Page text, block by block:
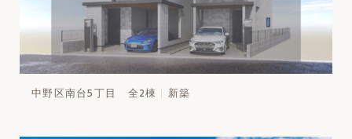
中野区南台5丁目 全2棟 新築